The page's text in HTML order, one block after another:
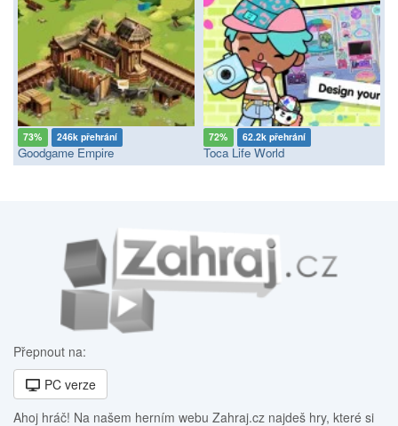
73% 246k přehrání
Goodgame Empire
72% 62.2k přehrání
Toca Life World
Přepnout na:
PC verze
Ahoj hráč! Na našem herním webu Zahraj.cz najdeš hry, které si